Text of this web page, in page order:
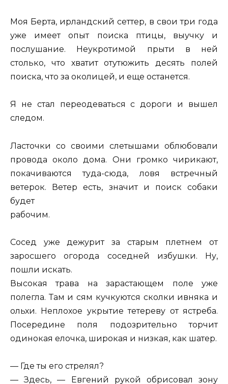
Моя Берта, ирландский сеттер, в свои три года
уже имеет опыт поиска птицы, выучку и
послушание. Неукротимой прыти в ней
столько, что хватит отутюжить десять полей
поиска, что за околицей, и еще останется.
Я не стал переодеваться с дороги и вышел
следом.
Ласточки со своими слетышами облюбовали
провода около дома. Они громко чирикают,
покачиваются туда-сюда, ловя встречный
ветерок. Ветер есть, значит и поиск собаки
будет
рабочим.
Сосед уже дежурит за старым плетнем от
заросшего огорода соседней избушки. Ну,
пошли искать.
Высокая трава на зарастающем поле уже
полегла. Там и сям кучкуются сколки ивняка и
ольхи. Неплохое укрытие тетереву от ястреба.
Посередине поля подозрительно торчит
одинокая елочка, широкая и низкая, как шатер.
— Где ты его стрелял?
— Здесь, — Евгений рукой обрисовал зону